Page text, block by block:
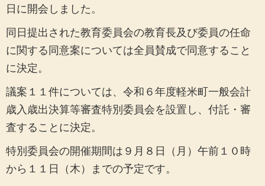
示
日に開会しました。
同日提出された教育委員会の教育長及び委員の任命
に関する同意案については全員賛成で同意すること
に決定。
議案１１件については、令和６年度軽米町一般会計
歳入歳出決算等審査特別委員会を設置し、付託・審
査することに決定。
特別委員会の開催期間は９月８日（月）午前１０時
から１１日（木）までの予定です。